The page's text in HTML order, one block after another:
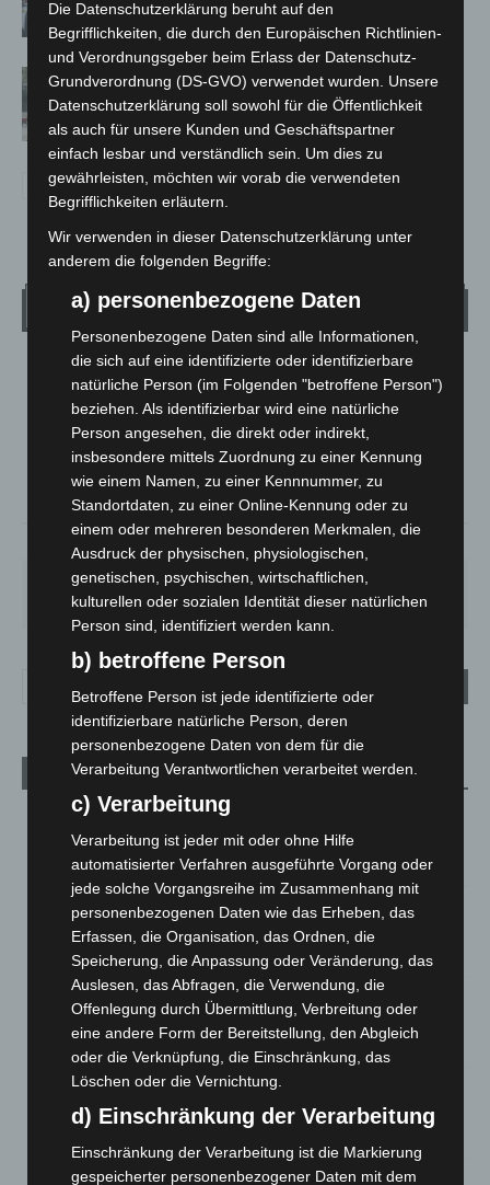
Gasleitung bei McDonald’s-Umbau in
Langenhagen beschädigt
Wetter
LANGENHAGEN
Bedeckt
30.9°C 32.2°
29.9 °
SO.
33°
MO.
27°
DI.
23°
MI.
27° 30°
Aktuelle Beiträge
Kunst trifft Weingenuss: Barbara-Susann Mehring zeigt ihre
Werke im Jacques’ Wein-Depot Isernhagen
8. August 2026
A2: Zweite Turbobaustelle startet zwischen Hannover-West
und Bothfeld
8. August 2026
Niedersachsen: Feuerwehrkräfte kehren nach
Waldbrandeinsatz aus Spanien zurück
7. August 2026
Hannover: Erste Tigermücken-Population in Niedersachsen
entdeckt
Brand im „Haus der Begegnung“ in Neuwarmbüchen schnell
Die Datenschutzerklärung beruht auf den
Begrifflichkeiten, die durch den Europäischen Richtlinien-
und Verordnungsgeber beim Erlass der Datenschutz-
Grundverordnung (DS-GVO) verwendet wurden. Unsere
Datenschutzerklärung soll sowohl für die Öffentlichkeit
als auch für unsere Kunden und Geschäftspartner
einfach lesbar und verständlich sein. Um dies zu
gewährleisten, möchten wir vorab die verwendeten
Begrifflichkeiten erläutern.
Wir verwenden in dieser Datenschutzerklärung unter
anderem die folgenden Begriffe:
a) personenbezogene Daten
Personenbezogene Daten sind alle Informationen,
die sich auf eine identifizierte oder identifizierbare
natürliche Person (im Folgenden "betroffene Person")
beziehen. Als identifizierbar wird eine natürliche
Person angesehen, die direkt oder indirekt,
insbesondere mittels Zuordnung zu einer Kennung
wie einem Namen, zu einer Kennnummer, zu
Standortdaten, zu einer Online-Kennung oder zu
einem oder mehreren besonderen Merkmalen, die
Ausdruck der physischen, physiologischen,
genetischen, psychischen, wirtschaftlichen,
kulturellen oder sozialen Identität dieser natürlichen
Person sind, identifiziert werden kann.
b) betroffene Person
Betroffene Person ist jede identifizierte oder
identifizierbare natürliche Person, deren
personenbezogene Daten von dem für die
Verarbeitung Verantwortlichen verarbeitet werden.
c) Verarbeitung
Verarbeitung ist jeder mit oder ohne Hilfe
automatisierter Verfahren ausgeführte Vorgang oder
jede solche Vorgangsreihe im Zusammenhang mit
personenbezogenen Daten wie das Erheben, das
Erfassen, die Organisation, das Ordnen, die
Speicherung, die Anpassung oder Veränderung, das
Auslesen, das Abfragen, die Verwendung, die
Offenlegung durch Übermittlung, Verbreitung oder
eine andere Form der Bereitstellung, den Abgleich
oder die Verknüpfung, die Einschränkung, das
Löschen oder die Vernichtung.
d) Einschränkung der Verarbeitung
Einschränkung der Verarbeitung ist die Markierung
gespeicherter personenbezogener Daten mit dem